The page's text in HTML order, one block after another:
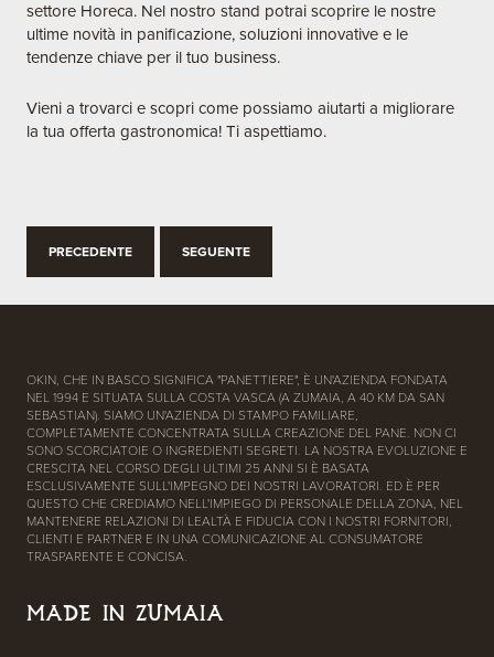
settore Horeca. Nel nostro stand potrai scoprire le nostre
ultime novità in panificazione, soluzioni innovative e le
tendenze chiave per il tuo business.
Vieni a trovarci e scopri come possiamo aiutarti a migliorare
la tua offerta gastronomica! Ti aspettiamo.
PRECEDENTE SEGUENTE
OKIN, CHE IN BASCO SIGNIFICA "PANETTIERE", È UN'AZIENDA FONDATA
NEL 1994 E SITUATA SULLA COSTA VASCA (A ZUMAIA, A 40 KM DA SAN
SEBASTIAN). SIAMO UN'AZIENDA DI STAMPO FAMILIARE,
COMPLETAMENTE CONCENTRATA SULLA CREAZIONE DEL PANE. NON CI
SONO SCORCIATOIE O INGREDIENTI SEGRETI. LA NOSTRA EVOLUZIONE E
CRESCITA NEL CORSO DEGLI ULTIMI 25 ANNI SI È BASATA
ESCLUSIVAMENTE SULL'IMPEGNO DEI NOSTRI LAVORATORI. ED È PER
QUESTO CHE CREDIAMO NELL'IMPIEGO DI PERSONALE DELLA ZONA, NEL
MANTENERE RELAZIONI DI LEALTÀ E FIDUCIA CON I NOSTRI FORNITORI,
CLIENTI E PARTNER E IN UNA COMUNICAZIONE AL CONSUMATORE
TRASPARENTE E CONCISA.
MADE IN ZUMAIA